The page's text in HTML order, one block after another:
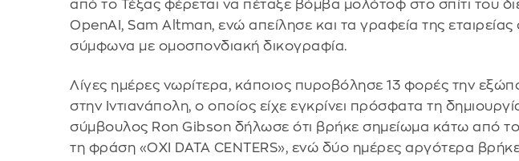
από το Τέξας φέρεται να πέταξε βόμβα μολότοφ στο σπίτι του
OpenAI, Sam Altman, ενώ απείλησε και τα γραφεία της
σύμφωνα με ομοσπονδιακή δικογραφία.
Λίγες ημέρες νωρίτερα, κάποιος πυροβόλησε 13 φορές την
στην Ιντιανάπολη, ο οποίος είχε εγκρίνει πρόσφατα τη
σύμβουλος Ron Gibson δήλωσε ότι βρήκε σημείωμα κάτω από
τη φράση «ΟΧΙ DATA CENTERS», ενώ δύο ημέρες αργότερα